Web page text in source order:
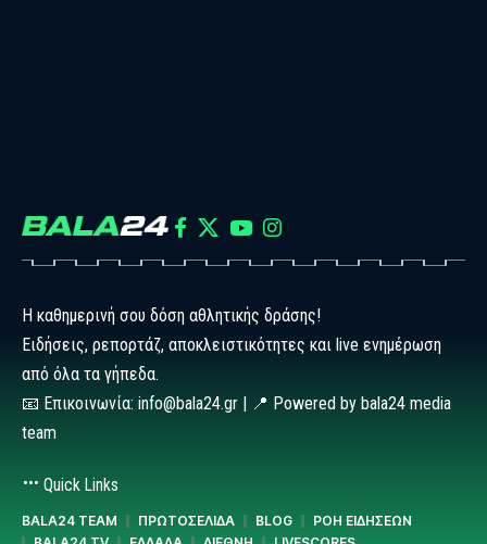
Η καθημερινή σου δόση αθλητικής δράσης!
Ειδήσεις, ρεπορτάζ, αποκλειστικότητες και live ενημέρωση
από όλα τα γήπεδα.
📧 Επικοινωνία: info@bala24.gr | 📍 Powered by bala24 media
team
Quick Links
BALA24 TEAM ΠΡΩΤΟΣΕΛΙΔΑ BLOG
ΡΟΗ ΕΙΔΗΣΕΩΝ